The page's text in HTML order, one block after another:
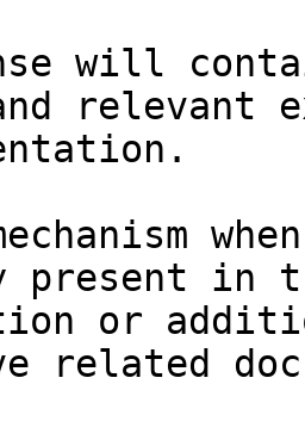
will
relevant
in
or